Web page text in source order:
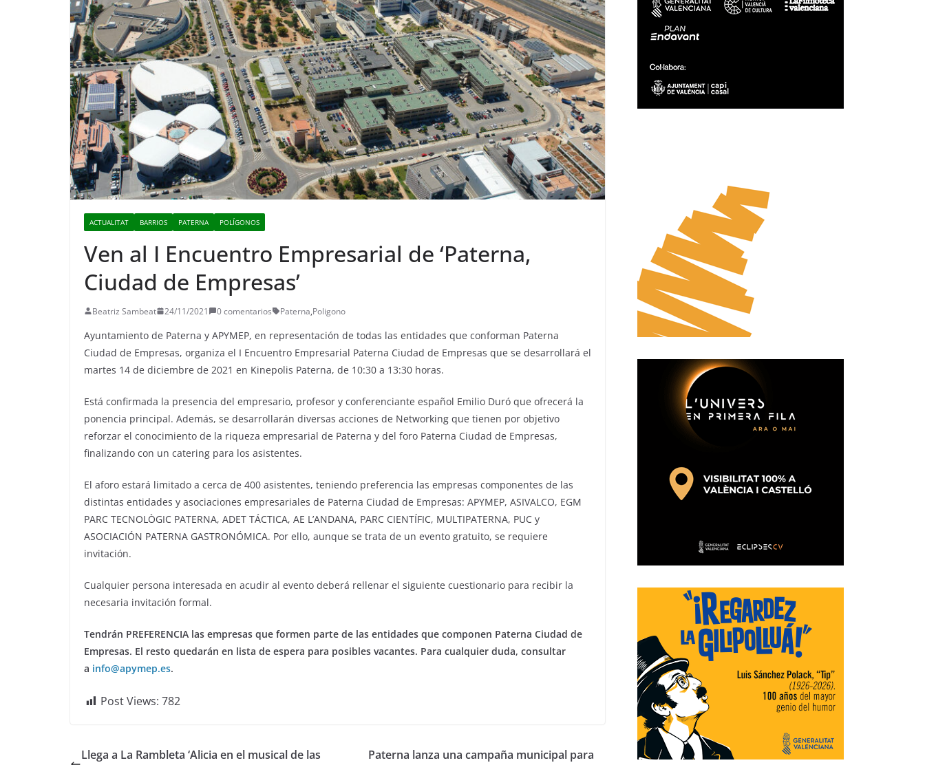
ACTUALITAT BARRIOS PATERNA POLÍGONOS
Ven al I Encuentro Empresarial de ‘Paterna,
Ciudad de Empresas’
Beatriz Sambeat 24/11/2021 0 comentarios Paterna,Poligono
Ayuntamiento de Paterna y APYMEP, en representación de todas las entidades que conforman Paterna
Ciudad de Empresas, organiza el I Encuentro Empresarial Paterna Ciudad de Empresas que se desarrollará el
martes 14 de diciembre de 2021 en Kinepolis Paterna, de 10:30 a 13:30 horas.
Está confirmada la presencia del empresario, profesor y conferenciante español Emilio Duró que ofrecerá la
ponencia principal. Además, se desarrollarán diversas acciones de Networking que tienen por objetivo
reforzar el conocimiento de la riqueza empresarial de Paterna y del foro Paterna Ciudad de Empresas,
finalizando con un catering para los asistentes.
El aforo estará limitado a cerca de 400 asistentes, teniendo preferencia las empresas componentes de las
distintas entidades y asociaciones empresariales de Paterna Ciudad de Empresas: APYMEP, ASIVALCO, EGM
PARC TECNOLÒGIC PATERNA, ADET TÁCTICA, AE L’ANDANA, PARC CIENTÍFIC, MULTIPATERNA, PUC y
ASOCIACIÓN PATERNA GASTRONÓMICA. Por ello, aunque se trata de un evento gratuito, se requiere
invitación.
Cualquier persona interesada en acudir al evento deberá rellenar el siguiente cuestionario para recibir la
necesaria invitación formal.
Tendrán PREFERENCIA las empresas que formen parte de las entidades que componen Paterna Ciudad de
Empresas. El resto quedarán en lista de espera para posibles vacantes. Para cualquier duda, consultar
a info@apymep.es.
Post Views: 782
Llega a La Rambleta ‘Alicia en el musical de las
Paterna lanza una campaña municipal para